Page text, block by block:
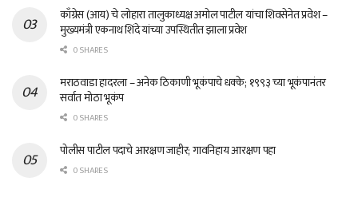
काँग्रेस (आय) चे लोहारा तालुकाध्यक्ष अमोल पाटील यांचा शिवसेनेत प्रवेश –
मुख्यमंत्री एकनाथ शिंदे यांच्या उपस्थितीत झाला प्रवेश
0 SHARES
मराठवाडा हादरला – अनेक ठिकाणी भूकंपाचे धक्के; १९९३ च्या भूकंपानंतर
सर्वात मोठा भूकंप
0 SHARES
पोलीस पाटील पदाचे आरक्षण जाहीर; गावनिहाय आरक्षण पहा
0 SHARES